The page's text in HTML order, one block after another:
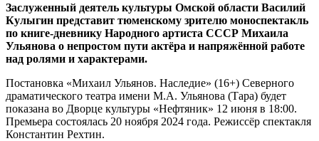
Заслуженный деятель культуры Омской области Василий
Кулыгин представит тюменскому зрителю моноспектакль
по книге-дневнику Народного артиста СССР Михаила
Ульянова о непростом пути актёра и напряжённой работе
над ролями и характерами.
Постановка «Михаил Ульянов. Наследие» (16+) Северного
драматического театра имени М.А. Ульянова (Тара) будет
показана во Дворце культуры «Нефтяник» 12 июня в 18:00.
Премьера состоялась 20 ноября 2024 года. Режиссёр спектакля
Константин Рехтин.